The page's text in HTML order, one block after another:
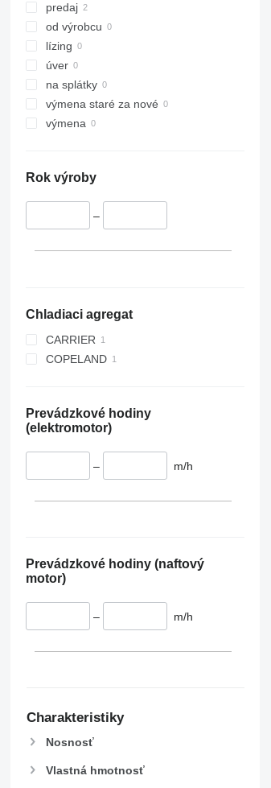
predaj
od výrobcu
lízing
úver
na splátky
výmena staré za nové
výmena
Rok výroby
–
Chladiaci agregat
CARRIER
COPELAND
Prevádzkové hodiny
(elektromotor)
– m/h
Prevádzkové hodiny (naftový
motor)
– m/h
Charakteristiky
Nosnosť
Vlastná hmotnosť